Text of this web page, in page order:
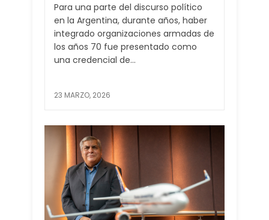
Para una parte del discurso político
en la Argentina, durante años, haber
integrado organizaciones armadas de
los años 70 fue presentado como
una credencial de...
23 MARZO, 2026